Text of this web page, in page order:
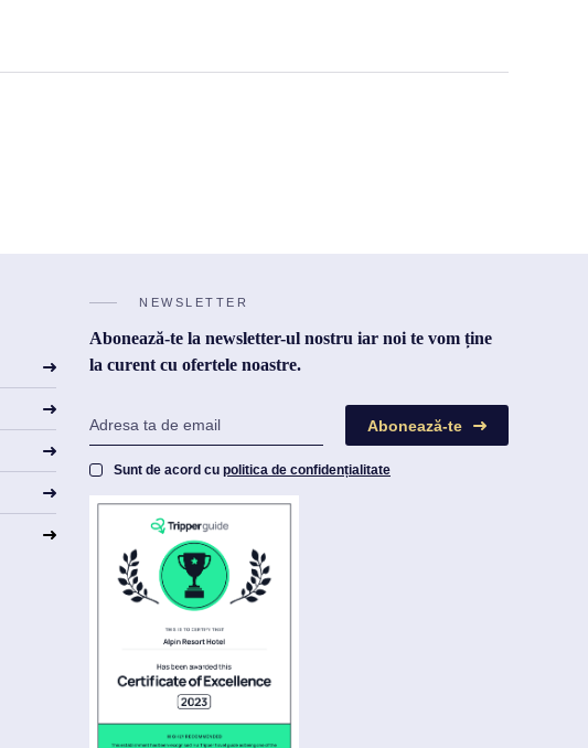
NEWSLETTER
Abonează-te la newsletter-ul nostru iar noi te vom ține
la curent cu ofertele noastre.
Abonează-te
Sunt de acord cu politica de confidențialitate